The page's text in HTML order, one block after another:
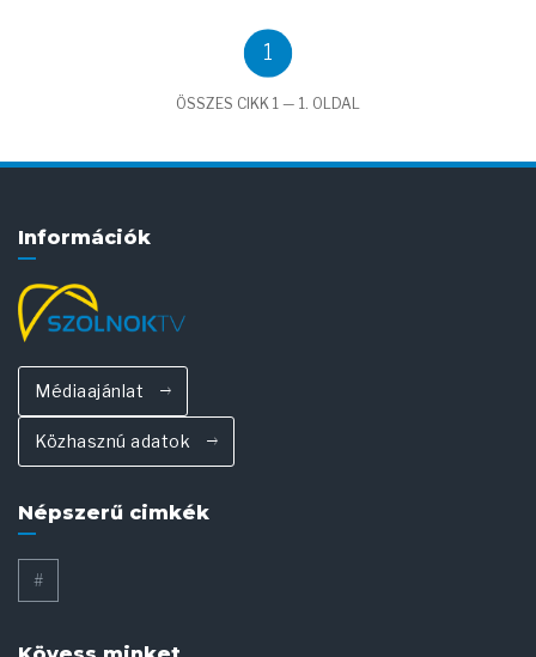
1
ÖSSZES CIKK 1 — 1. OLDAL
Információk
Médiaajánlat
Közhasznú adatok
Népszerű cimkék
#